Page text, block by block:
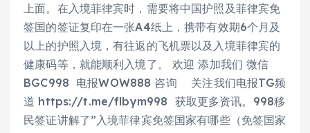
上面。在入境菲律宾时，需要将中国护照及菲律宾免
签国的签证复印在一张A4纸上，携带有效期6个月及
以上的护照入境，有往返的飞机票以及入境菲律宾的
健康码等，就能顺利入境了。 欢迎 添加我们 微信
BGC998 电报WOW888 咨询 关注我们电报TG频
道 https://t.me/flbym998 获取更多资讯。998移
民签证讲解了”入境菲律宾免签国家有哪些（免签国家